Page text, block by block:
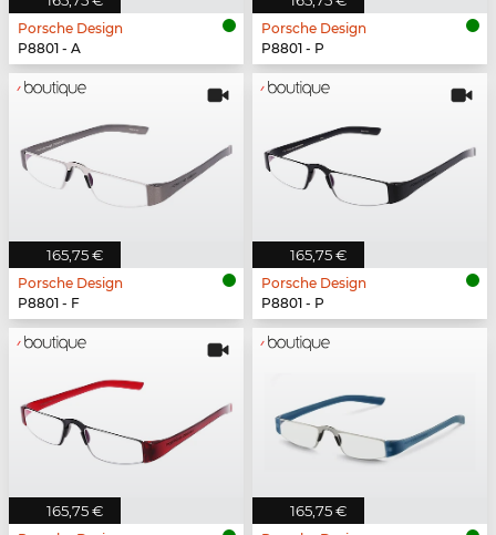
Porsche Design
P8801 - A
Porsche Design
P8801 - P
165,75 €
Porsche Design
P8801 - F
165,75 €
Porsche Design
P8801 - P
165,75 € 165,75 €